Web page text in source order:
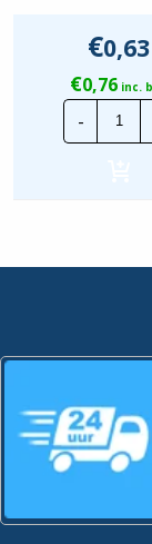
€0,63
€0,76inc.
-